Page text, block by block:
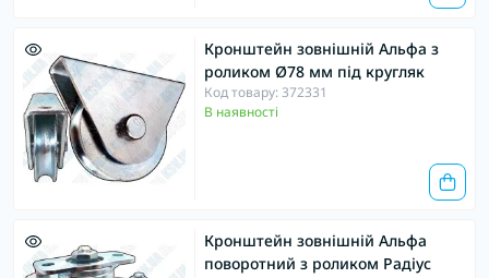
Кронштейн зовнішній Альфа з
роликом Ø78 мм під кругляк
Код товару: 372331
В наявності
Кронштейн зовнішній Альфа
поворотний з роликом Радіус